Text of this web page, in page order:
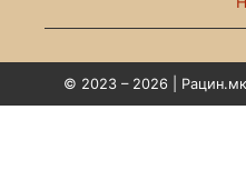
© 2023 – 2026 |